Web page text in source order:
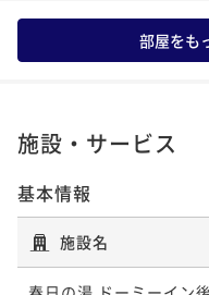
現地決済可 事前
【大浴場×サウナでと
ダードプラン!!＜朝食
朝食付き 現地決済可
部屋をも
施設・サービス
基本情報
施設名